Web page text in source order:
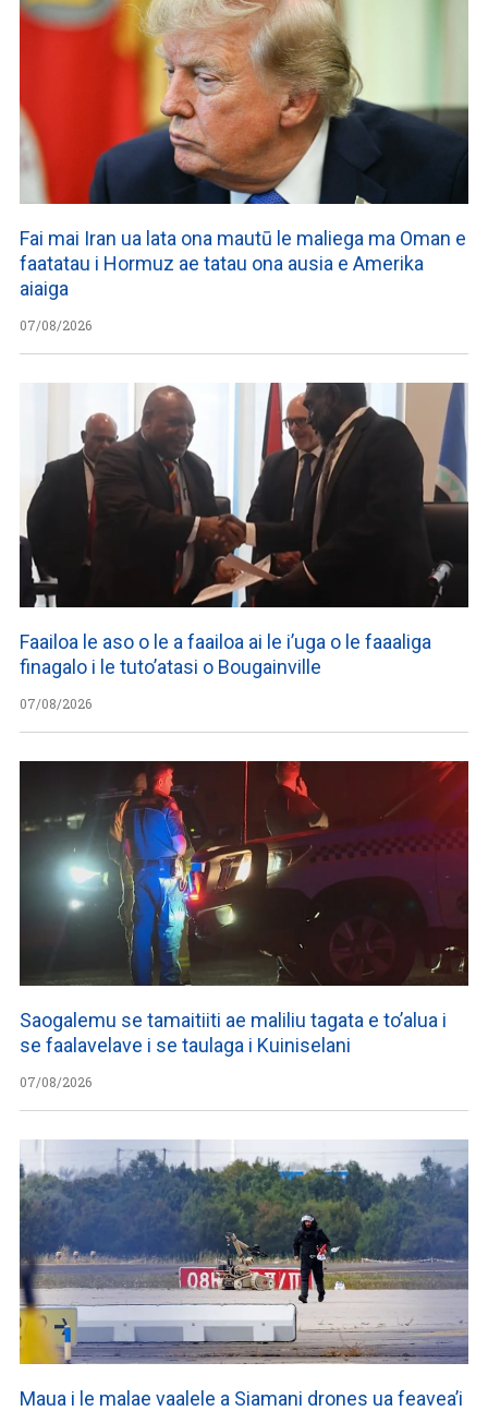
Fai mai Iran ua lata ona mautū le maliega ma Oman e
faatatau i Hormuz ae tatau ona ausia e Amerika
aiaiga
07/08/2026
Faailoa le aso o le a faailoa ai le i’uga o le faaaliga
finagalo i le tuto’atasi o Bougainville
07/08/2026
Saogalemu se tamaitiiti ae maliliu tagata e to’alua i
se faalavelave i se taulaga i Kuiniselani
07/08/2026
Maua i le malae vaalele a Siamani drones ua feavea’i